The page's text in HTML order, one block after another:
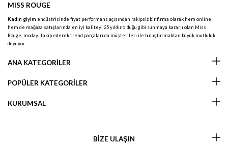
MISS ROUGE
Kadın giyim endüstrisinde fiyat performans açısından rakipsiz bir firma olarak hem online
hem de mağaza satışlarında en iyi kaliteyi 25 yıldır olduğu gibi sunmaya kararlı olan Miss
Rouge, modayı takip ederek trend parçaları da müşterileri ile buluşturmaktan büyük mutluluk
duyuyor.
ANA KATEGORİLER
POPÜLER KATEGORİLER
KURUMSAL
BİZE ULAŞIN